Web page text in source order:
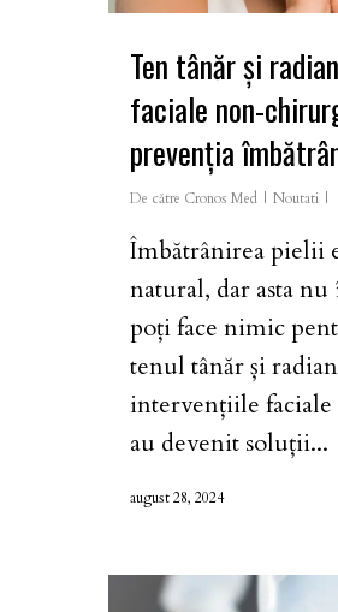
Ten tânăr și
faciale non-
prevenția
De către Cronos Med Noutati
Îmbătrânirea pielii
natural, dar asta nu
poți face nimic
tenul tânăr și
intervențiile
au devenit soluții...
august 28, 2024